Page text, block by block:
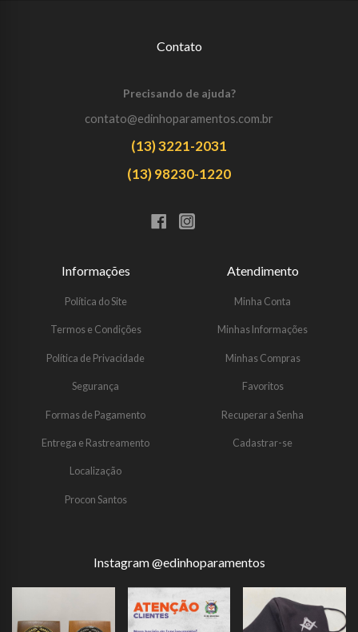
Contato
Precisando de ajuda?
contato@edinhoparamentos.com.br
(13) 3221-2031
(13) 98230-1220
Informações
Política do Site
Termos e Condições
Política de Privacidade
Segurança
Formas de Pagamento
Entrega e Rastreamento
Localização
Procon Santos
Atendimento
Minha Conta
Minhas Informações
Minhas Compras
Favoritos
Recuperar a Senha
Cadastrar-se
Instagram @edinhoparamentos